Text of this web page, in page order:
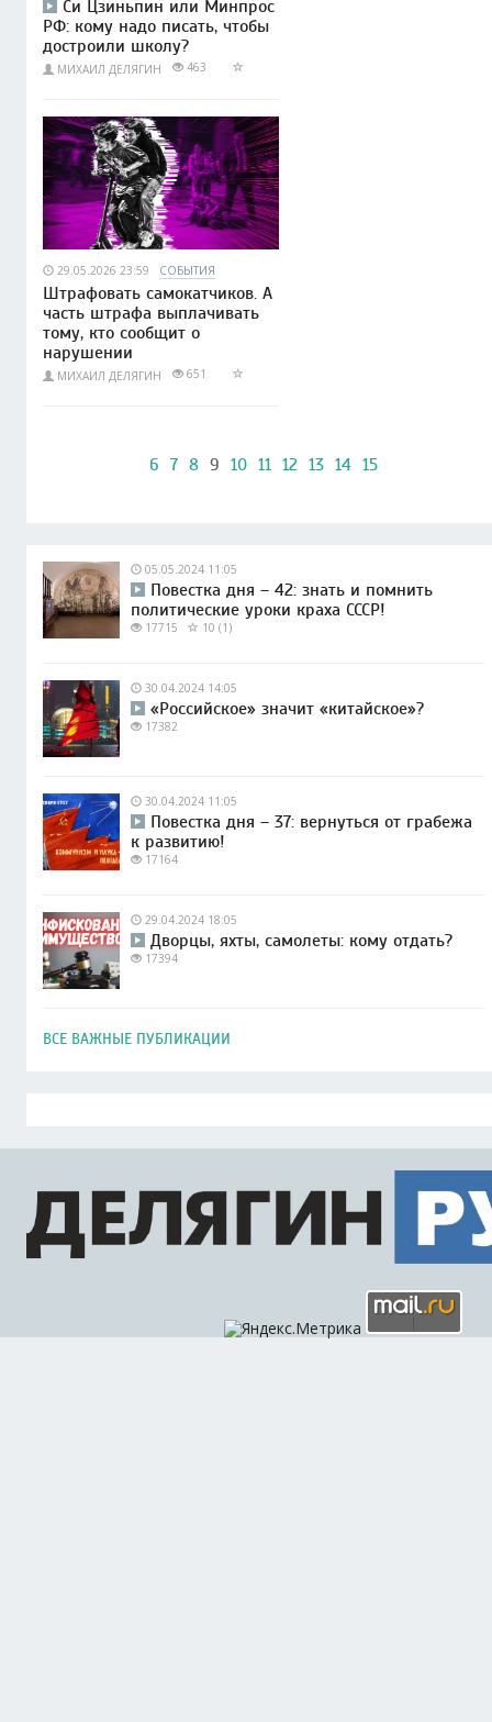
Си Цзиньпин или Минпрос
РФ: кому надо писать, чтобы
достроили школу?
МИХАИЛ ДЕЛЯГИН 463
29.05.2026 23:59 СОБЫТИЯ
Штрафовать самокатчиков. А
часть штрафа выплачивать
тому, кто сообщит о
нарушении
МИХАИЛ ДЕЛЯГИН 651
6 7 8 9 10 11 12 13 14 15
05.05.2024 11:05
Повестка дня – 42: знать и помнить
политические уроки краха СССР!
17715 10 (1)
30.04.2024 14:05
«Российское» значит «китайское»?
17382
30.04.2024 11:05
Повестка дня – 37: вернуться от грабежа
к развитию!
17164
29.04.2024 18:05
Дворцы, яхты, самолеты: кому отдать?
17394
ВСЕ ВАЖНЫЕ ПУБЛИКАЦИИ